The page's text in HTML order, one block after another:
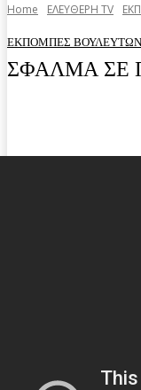
Home ΕΛΕΥΘΕΡΗ ΤV
ΕΚΠΟΜΠΕΣ ΒΟΥΛΕΥΤΩΝ
ΣΦΑΛΜΑ ΣΕ